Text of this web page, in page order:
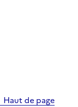
Haut de page